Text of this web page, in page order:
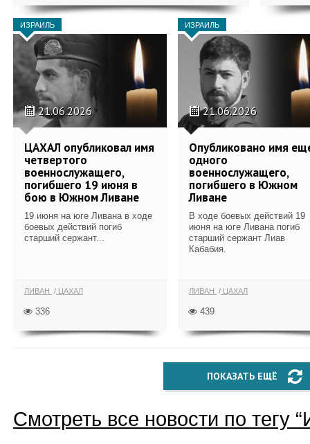
ИЗРАИЛЬ
21.06.2026
ЦАХАЛ опубликовал имя
четвертого
военнослужащего,
погибшего 19 июня в
бою в Южном Ливане
19 июня на юге Ливана в ходе
боевых действий погиб
старший сержант...
ЛИВАН ЦАХАЛ
336
ИЗРАИЛЬ
21.06.2026
Опубликовано имя
одного
военнослужащего,
погибшего в Южном
Ливане
В ходе боевых действий 19
июня на юге Ливана погиб
старший сержант Лиав
Кабабия.
ЛИВАН ЦАХАЛ
439
ПОКАЗАТЬ ЕЩЁ
Смотреть все новости по тегу “